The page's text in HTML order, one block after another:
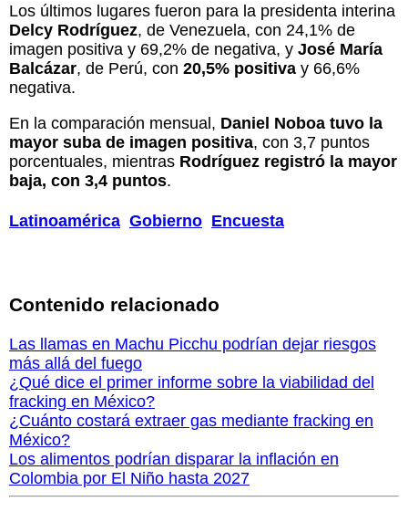
Los últimos lugares fueron para la presidenta interina
Delcy Rodríguez, de Venezuela, con 24,1% de
imagen positiva y 69,2% de negativa, y José María
Balcázar, de Perú, con 20,5% positiva y 66,6%
negativa.
En la comparación mensual, Daniel Noboa tuvo la
mayor suba de imagen positiva, con 3,7 puntos
porcentuales, mientras Rodríguez registró la mayor
baja, con 3,4 puntos.
Latinoamérica Gobierno Encuesta
Contenido relacionado
Las llamas en Machu Picchu podrían dejar riesgos
más allá del fuego
¿Qué dice el primer informe sobre la viabilidad del
fracking en México?
¿Cuánto costará extraer gas mediante fracking en
México?
Los alimentos podrían disparar la inflación en
Colombia por El Niño hasta 2027